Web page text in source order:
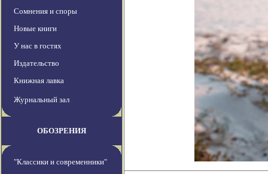
Сомнения и споры
Новые книги
У нас в гостях
Издательство
Книжная лавка
Журнальный зал
ОБОЗРЕНИЯ
"Классики и современники"